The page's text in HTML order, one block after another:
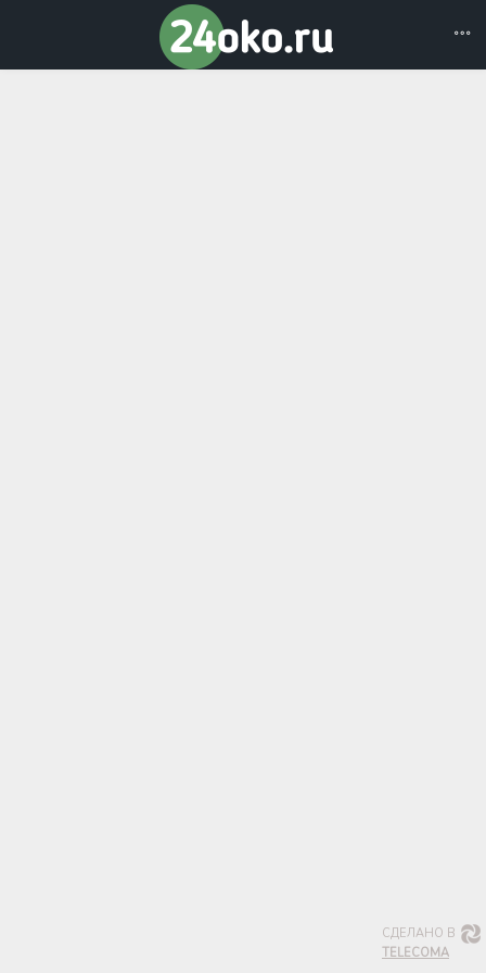
СДЕЛАНО В
TELECOMA